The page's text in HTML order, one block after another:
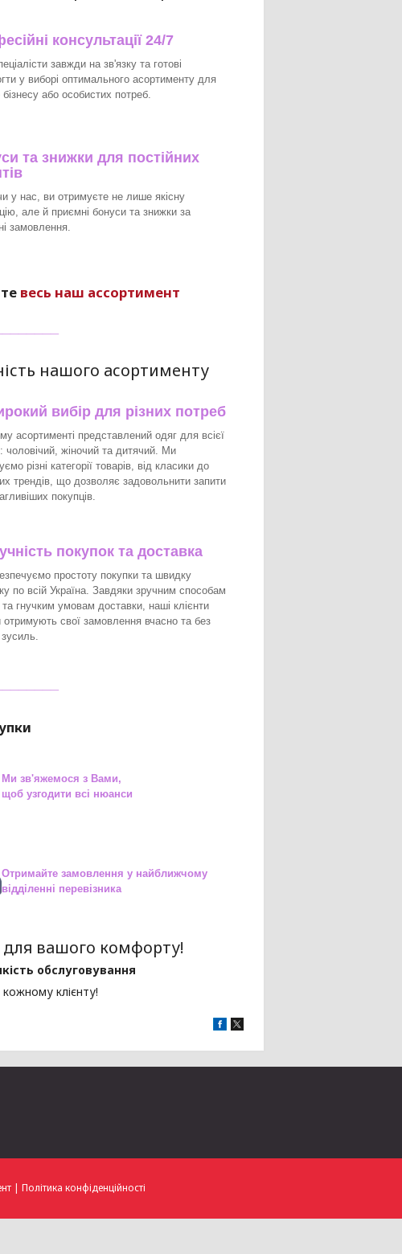
консультації 24/7
завжди на зв'язку та готові
у виборі оптимального асортименту для
або особистих потреб.
та знижки для постійних
у нас, ви отримуєте не лише якісну
але й приємні бонуси та знижки за
замовлення.
весь наш ассортимент
нашого асортименту
вибір для різних потреб
асортименті представлений одяг для всієї
чоловічий, жіночий та дитячий. Ми
різні категорії товарів, від класики до
трендів, що дозволяє задовольнити запити
покупців.
покупок та доставка
простоту покупки та швидку
по всій Україна. Завдяки зручним способам
гнучким умовам доставки, наші клієнти
свої замовлення вчасно та без
Ми зв'яжемося з Вами,
щоб узгодити всі нюанси
Отримайте замовлення у найближчому
відділенні перевізника
для вашого комфорту!
обслуговування
клієнту!
| Політика конфіденційності